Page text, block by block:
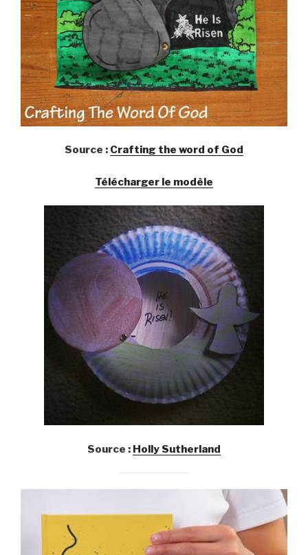
Source : Crafting the word of God
Télécharger le modèle
Source : Holly Sutherland